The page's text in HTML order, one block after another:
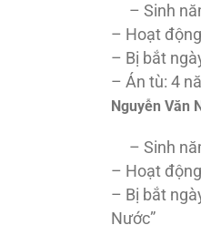
– Sinh
– Hoạt
– Bị bắt
– Án tù: 4
Nguyễn Văn
– Sinh
– Hoạt
– Bị bắt
Nước”